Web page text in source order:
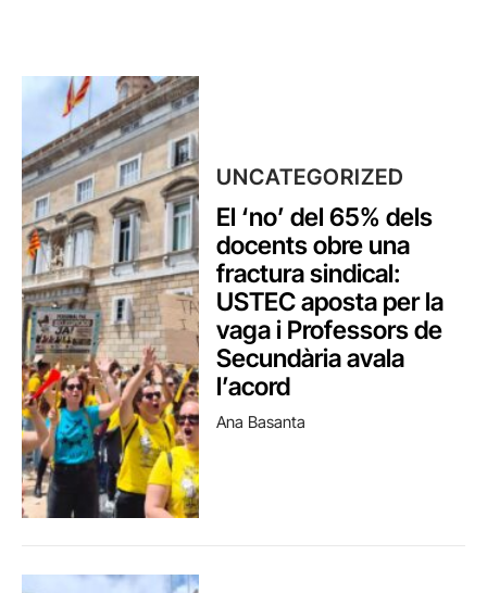
UNCATEGORIZED
El ‘no’ del 65% dels
docents obre una
fractura sindical:
USTEC aposta per la
vaga i Professors de
Secundària avala
l’acord
Ana Basanta